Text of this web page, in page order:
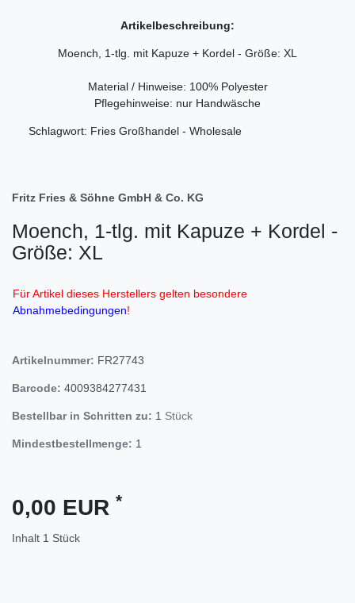
Artikelbeschreibung:
Moench, 1-tlg. mit Kapuze + Kordel - Größe: XL
Material / Hinweise: 100% Polyester
Pflegehinweise: nur Handwäsche
Schlagwort: Fries Großhandel - Wholesale
Fritz Fries & Söhne GmbH & Co. KG
Moench, 1-tlg. mit Kapuze + Kordel -
Größe: XL
Für Artikel dieses Herstellers gelten besondere
Abnahmebedingungen!
Artikelnummer: FR27743
Barcode: 4009384277431
Bestellbar in Schritten zu: 1 Stück
Mindestbestellmenge: 1
0,00 EUR *
Inhalt 1 Stück